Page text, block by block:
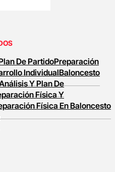
De PartidoPreparación
IndividualBaloncesto
Y Plan De
Física Y
Física En Baloncesto